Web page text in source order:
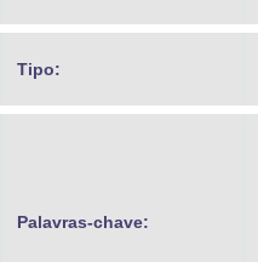
Tipo:
Palavras-chave: